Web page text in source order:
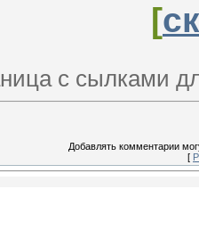
[
с сылками
Добавлять комментарии
[